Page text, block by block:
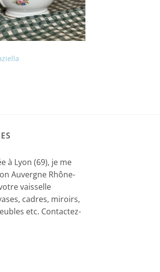
à Lyon (69), je me
Auvergne Rhône-
vaisselle
cadres, miroirs,
etc. Contactez-